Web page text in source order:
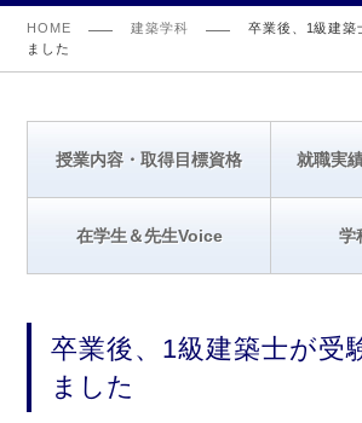
HOME 建築学科
卒業後、1級建築
ました
授業内容・取得目標資格 就職実
在学生＆先生Voice 学
卒業後、1級建築士が受
ました